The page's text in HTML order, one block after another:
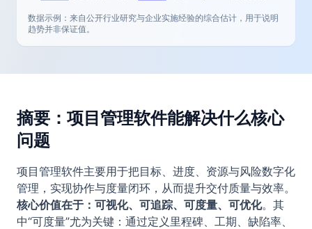
数据示例：来自公开行业研究与企业实施经验的综合估计，用于说明
趋势并非保证值。
摘要：项目管理软件能解决什么核心
问题
项目管理软件主要用于把目标、进度、资源与风险数字化
管理，实现协作与度量闭环，从而提升交付质量与效率。
核心价值在于：可视化、可追踪、可度量、可优化。其
中“可度量”尤为关键：通过定义里程碑、工期、缺陷率、